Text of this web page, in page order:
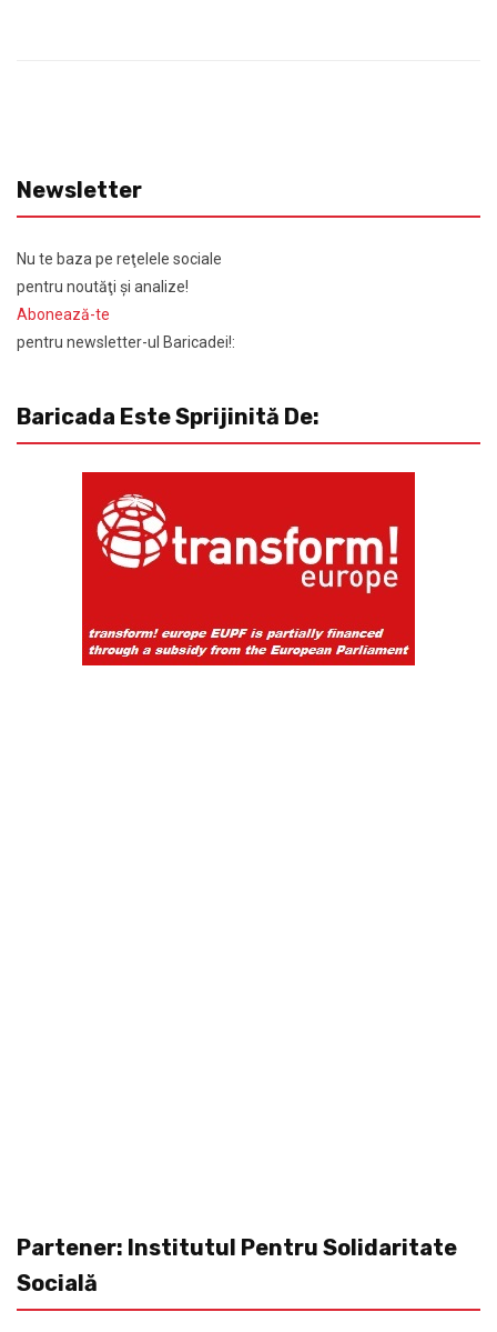
Newsletter
Nu te baza pe reţelele sociale
pentru noutăţi şi analize!
Abonează-te
pentru newsletter-ul Baricadei!:
Baricada Este Sprijinită De:
Partener: Institutul Pentru Solidaritate
Socială